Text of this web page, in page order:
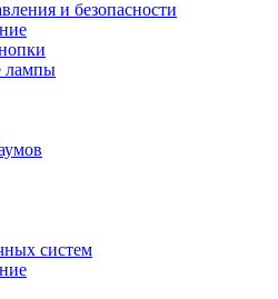
и безопасности
лампы
систем